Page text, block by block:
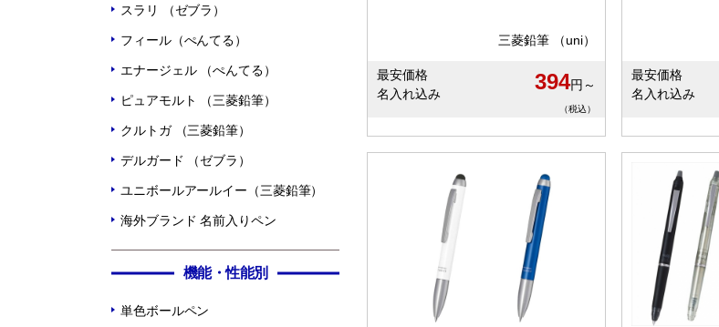
スラリ （ゼブラ）
フィール（ぺんてる）
エナージェル （ぺんてる）
ピュアモルト （三菱鉛筆）
クルトガ （三菱鉛筆）
デルガード （ゼブラ）
ユニボールアールイー（三菱鉛筆）
海外ブランド 名前入りペン
機能・性能別
単色ボールペン
三菱鉛筆 （uni）
最安価格
名入れ込み
394円～
（税込）
最安価格
名入れ込み